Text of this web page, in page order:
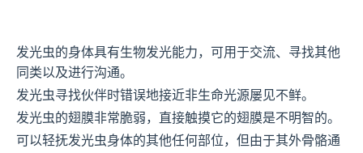
发光虫的身体具有生物发光能力，可用于交流、寻找其他
同类以及进行沟通。
发光虫寻找伙伴时错误地接近非生命光源屡见不鲜。
发光虫的翅膜非常脆弱，直接触摸它的翅膜是不明智的。
可以轻抚发光虫身体的其他任何部位，但由于其外骨骼通